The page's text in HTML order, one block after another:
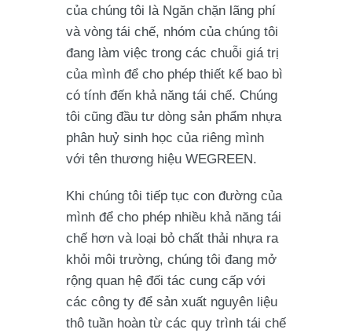
của chúng tôi là Ngăn chặn lãng phí
và vòng tái chế, nhóm của chúng tôi
đang làm việc trong các chuỗi giá trị
của mình để cho phép thiết kế bao bì
có tính đến khả năng tái chế. Chúng
tôi cũng đầu tư dòng sản phẩm nhựa
phân huỷ sinh học của riêng mình
với tên thương hiệu WEGREEN.
Khi chúng tôi tiếp tục con đường của
mình để cho phép nhiều khả năng tái
chế hơn và loại bỏ chất thải nhựa ra
khỏi môi trường, chúng tôi đang mở
rộng quan hệ đối tác cung cấp với
các công ty để sản xuất nguyên liệu
thô tuần hoàn từ các quy trình tái chế